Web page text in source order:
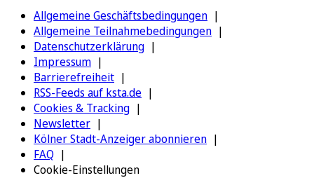
Allgemeine Geschäftsbedingungen
Allgemeine Teilnahmebedingungen
Datenschutzerklärung
Impressum
Barrierefreiheit
RSS-Feeds auf ksta.de
Cookies & Tracking
Newsletter
Kölner Stadt-Anzeiger abonnieren
FAQ
Cookie-Einstellungen